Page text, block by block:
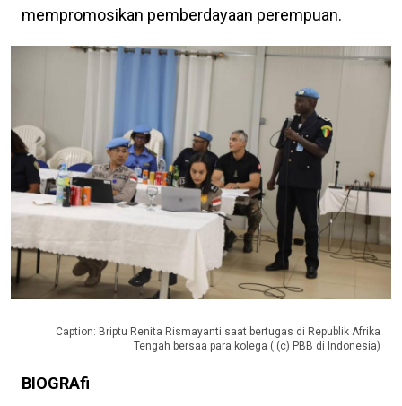
mempromosikan pemberdayaan perempuan.
Caption: Briptu Renita Rismayanti saat bertugas di Republik Afrika
Tengah bersaa para kolega ( (c) PBB di Indonesia)
BIOGRAfi